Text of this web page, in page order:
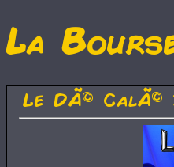
La
Le DÃ© CalÃ©